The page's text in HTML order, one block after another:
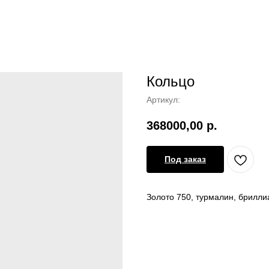
Кольцо
Артикул:
368000,00 р.
Под заказ
Золото 750, турмалин,